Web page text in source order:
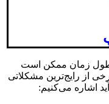
طول زمان ممکن است
از رایج‌ترین مشکلاتی
اشاره می‌کنیم: